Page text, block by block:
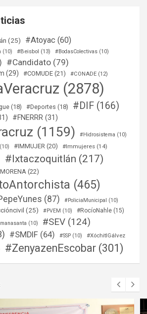
(25) #Atoyac (60)
(10) #Beisbol (13) #BodasColectivas (10)
#Candidato (79)
(29) #COMUDE (21) #CONADE (12)
(2878)
(18) #Deportes (18) #DIF (166)
#FNERRR (31)
(1159) #Hidrosistema (10)
(10) #IMMUJER (20) #Immujeres (14)
#Ixtaczoquitlán (217)
(22)
(465)
(87) #PoliciaMunicipal (10)
(25) #PVEM (10) #RocíoNahle (15)
(10) #SEV (124)
#SMDIF (64) #SSP (10) #XóchitlGálvez
#ZenyazenEscobar (301)